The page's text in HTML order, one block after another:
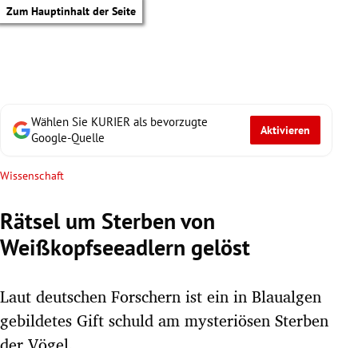
Zum Hauptinhalt der Seite
Untermenü
Wählen Sie KURIER als bevorzugte
Google-Quelle
Aktivieren
Wissenschaft
Rätsel um Sterben von
Weißkopfseeadlern gelöst
Laut deutschen Forschern ist ein in Blaualgen
gebildetes Gift schuld am mysteriösen Sterben